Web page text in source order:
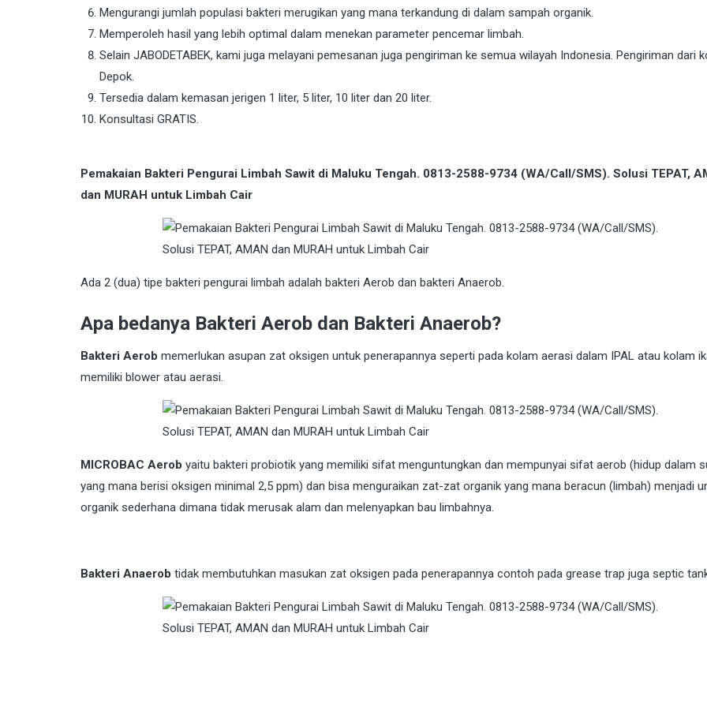
Mengurangi jumlah populasi bakteri merugikan yang mana terkandung di dalam sampah organik.
Memperoleh hasil yang lebih optimal dalam menekan parameter pencemar limbah.
Selain JABODETABEK, kami juga melayani pemesanan juga pengiriman ke semua wilayah Indonesia. Pengiriman dari
Depok.
Tersedia dalam kemasan jerigen 1 liter, 5 liter, 10 liter dan 20 liter.
Konsultasi GRATIS.
Pemakaian Bakteri Pengurai Limbah Sawit di Maluku Tengah. 0813-2588-9734 (WA/Call/SMS). Solusi TEPAT,
dan MURAH untuk Limbah Cair
Ada 2 (dua) tipe bakteri pengurai limbah adalah bakteri Aerob dan bakteri Anaerob.
Apa bedanya Bakteri Aerob dan Bakteri Anaerob?
Bakteri Aerob memerlukan asupan zat oksigen untuk penerapannya seperti pada kolam aerasi dalam IPAL atau kolam
memiliki blower atau aerasi.
MICROBAC Aerob yaitu bakteri probiotik yang memiliki sifat menguntungkan dan mempunyai sifat aerob (hidup dalam
yang mana berisi oksigen minimal 2,5 ppm) dan bisa menguraikan zat-zat organik yang mana beracun (limbah) menjadi
organik sederhana dimana tidak merusak alam dan melenyapkan bau limbahnya.
Bakteri Anaerob tidak membutuhkan masukan zat oksigen pada penerapannya contoh pada grease trap juga septic